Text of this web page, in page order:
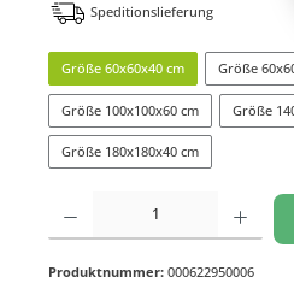
Speditionslieferung
Größe 60x60x40 cm Größe
Größe 100x100x60 cm Größe
Größe 180x180x40 cm
Produkt Anzahl: Gib den gewünschten
Produktnummer: 000622950006